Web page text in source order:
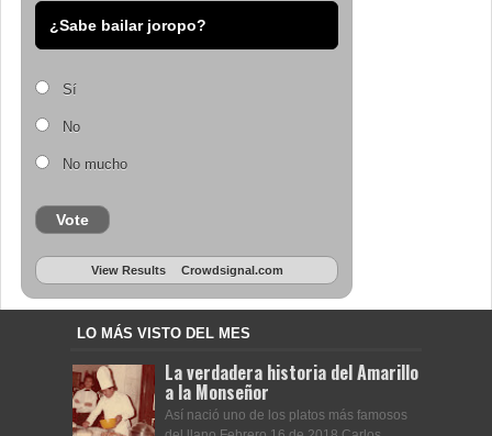
¿Sabe bailar joropo?
Sí
No
No mucho
Vote
View Results Crowdsignal.com
LO MÁS VISTO DEL MES
La verdadera historia del Amarillo
a la Monseñor
Así nació uno de los platos más famosos